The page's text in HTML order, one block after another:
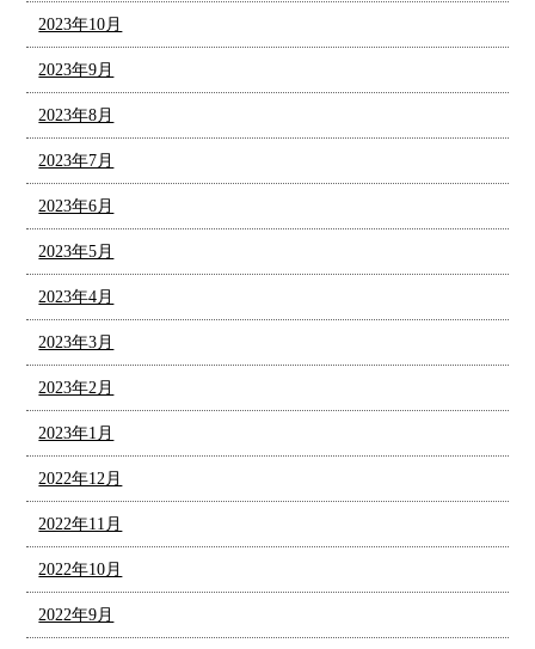
2023年10月
2023年9月
2023年8月
2023年7月
2023年6月
2023年5月
2023年4月
2023年3月
2023年2月
2023年1月
2022年12月
2022年11月
2022年10月
2022年9月